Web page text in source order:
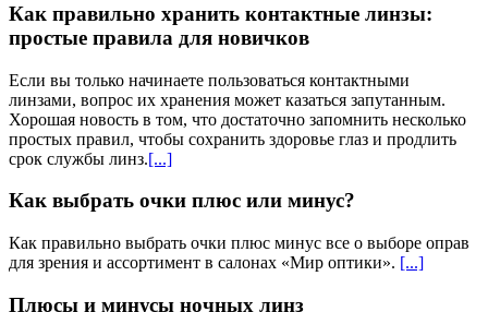
Как правильно хранить контактные линзы:
простые правила для новичков
Если вы только начинаете пользоваться контактными
линзами, вопрос их хранения может казаться запутанным.
Хорошая новость в том, что достаточно запомнить несколько
простых правил, чтобы сохранить здоровье глаз и продлить
срок службы линз.[...]
Как выбрать очки плюс или минус?
Как правильно выбрать очки плюс минус все о выборе оправ
для зрения и ассортимент в салонах «Мир оптики». [...]
Плюсы и минусы ночных линз